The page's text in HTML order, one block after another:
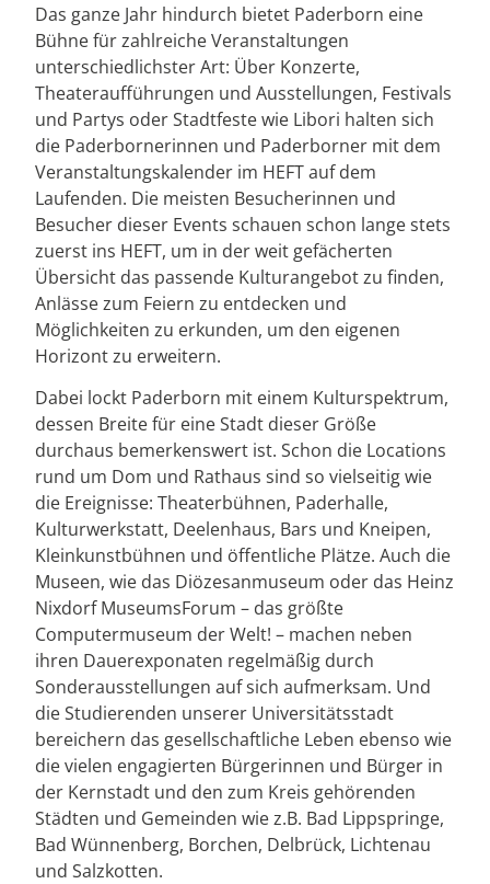
Das ganze Jahr hindurch bietet Paderborn eine
Bühne für zahlreiche Veranstaltungen
unterschiedlichster Art: Über Konzerte,
Theateraufführungen und Ausstellungen, Festivals
und Partys oder Stadtfeste wie Libori halten sich
die Paderbornerinnen und Paderborner mit dem
Veranstaltungskalender im HEFT auf dem
Laufenden. Die meisten Besucherinnen und
Besucher dieser Events schauen schon lange stets
zuerst ins HEFT, um in der weit gefächerten
Übersicht das passende Kulturangebot zu finden,
Anlässe zum Feiern zu entdecken und
Möglichkeiten zu erkunden, um den eigenen
Horizont zu erweitern.
Dabei lockt Paderborn mit einem Kulturspektrum,
dessen Breite für eine Stadt dieser Größe
durchaus bemerkenswert ist. Schon die Locations
rund um Dom und Rathaus sind so vielseitig wie
die Ereignisse: Theaterbühnen, Paderhalle,
Kulturwerkstatt, Deelenhaus, Bars und Kneipen,
Kleinkunstbühnen und öffentliche Plätze. Auch die
Museen, wie das Diözesanmuseum oder das Heinz
Nixdorf MuseumsForum – das größte
Computermuseum der Welt! – machen neben
ihren Dauerexponaten regelmäßig durch
Sonderausstellungen auf sich aufmerksam. Und
die Studierenden unserer Universitätsstadt
bereichern das gesellschaftliche Leben ebenso wie
die vielen engagierten Bürgerinnen und Bürger in
der Kernstadt und den zum Kreis gehörenden
Städten und Gemeinden wie z.B. Bad Lippspringe,
Bad Wünnenberg, Borchen, Delbrück, Lichtenau
und Salzkotten.